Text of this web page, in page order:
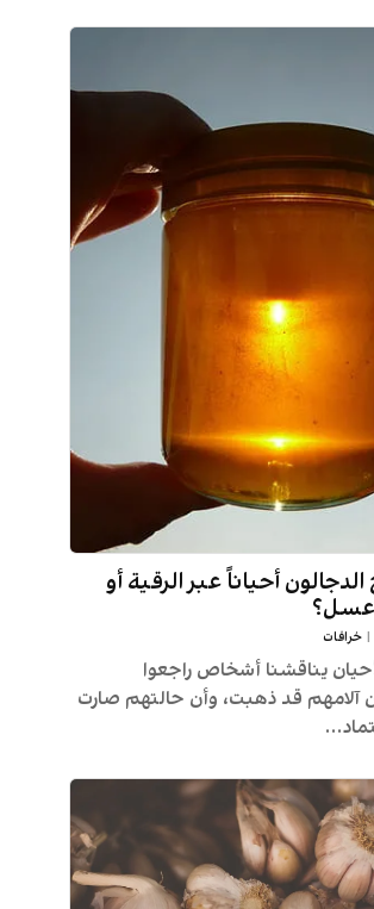
أحياناً عبر الرقية أو
عسل؟
خرافات
يناقشنا أشخاص راجعوا
آلامهم قد ذهبت، وأن حالتهم صارت